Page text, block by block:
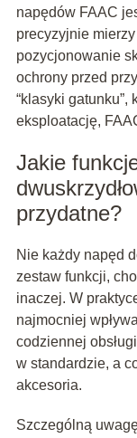
napędów FAAC
precyzyjnie
pozycjonowanie
ochrony przed
“klasyki gatunku”,
eksploatację,
Jakie
przydatne?
Nie każdy napęd
zestaw funkcji,
inaczej. W
najmocniej
codziennej
w standardzie, a
akcesoria.
Szczególną